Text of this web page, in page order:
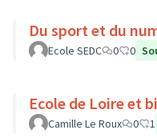
Du sport et du
Ecole SEDC 0 0
Ecole de Loire et
Camille Le Roux 0 1